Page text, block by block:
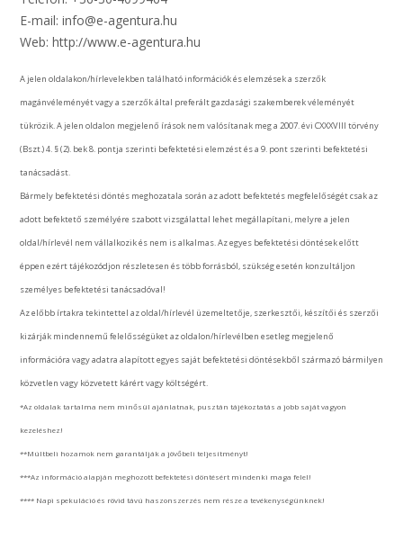
E-mail: info@e-agentura.hu
Web: http://www.e-agentura.hu
A jelen oldalakon/hírlevelekben található információk és elemzések a szerzők
magánvéleményét vagy a szerzők által preferált gazdasági szakemberek véleményét
tükrözik. A jelen oldalon megjelenő írások nem valósítanak meg a 2007. évi CXXXVIII törvény
(Bszt.) 4. § (2). bek 8. pontja szerinti befektetési elemzést és a 9. pont szerinti befektetési
tanácsadást.
Bármely befektetési döntés meghozatala során az adott befektetés megfelelőségét csak az
adott befektető személyére szabott vizsgálattal lehet megállapítani, melyre a jelen
oldal/hírlevél nem vállalkozik és nem is alkalmas. Az egyes befektetési döntések előtt
éppen ezért tájékozódjon részletesen és több forrásból, szükség esetén konzultáljon
személyes befektetési tanácsadóval!
Az előbb írtakra tekintettel az oldal/hírlevél üzemeltetője, szerkesztői, készítői és szerzői
kizárják mindennemű felelősségüket az oldalon/hírlevélben esetleg megjelenő
információra vagy adatra alapított egyes saját befektetési döntésekből származó bármilyen
közvetlen vagy közvetett kárért vagy költségért.
*Az oldalak tartalma nem minősül ajánlatnak, pusztán tájékoztatás a jobb saját vagyon
kezeléshez!
**Múltbeli hozamok nem garantálják a jövőbeli teljesítményt!
***Az információ alapján meghozott befektetési döntésért mindenki maga felel!
**** Napi spekuláció és rövid távú haszonszerzés nem része a tevékenységünknek!